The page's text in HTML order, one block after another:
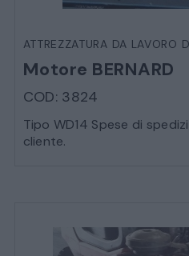
ATTREZZATURA DA LAVORO
Motore BERNARD
COD: 3824
Tipo WD14 Spese di
cliente.